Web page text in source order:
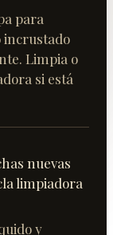
para
incrustado
Limpia o
si está
nuevas
limpiadora
y